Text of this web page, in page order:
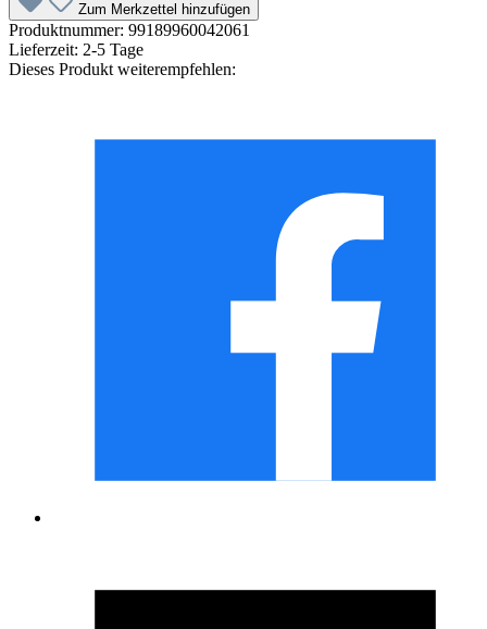
Zum Merkzettel hinzufügen
Produktnummer: 99189960042061
Lieferzeit: 2-5 Tage
Dieses Produkt weiterempfehlen: